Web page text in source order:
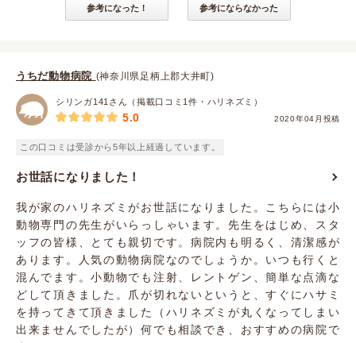
参考になった！ 参考にならなかった
うちだ動物病院 (神奈川県足柄上郡大井町)
シリンガ141さん（掲載口コミ1件・ハリネズミ）
2020年04月投稿
5.0
この口コミは受診から5年以上経過しています。
お世話になりました！
我が家のハリネズミがお世話になりました。こちらには小
動物専門の先生がいらっしゃいます。先生をはじめ、スタ
ッフの皆様、とても親切です。病院内も明るく、清潔感が
あります。人気の動物病院なのでしょうか。いつも行くと
混んでます。小動物でも注射、レントゲン、簡単な点滴な
どして頂きました。爪が切れないというと、すぐにハサミ
を持ってきて頂きました（ハリネズミが丸くなってしまい
出来ませんでしたが）何でも相談でき、おすすめの病院で